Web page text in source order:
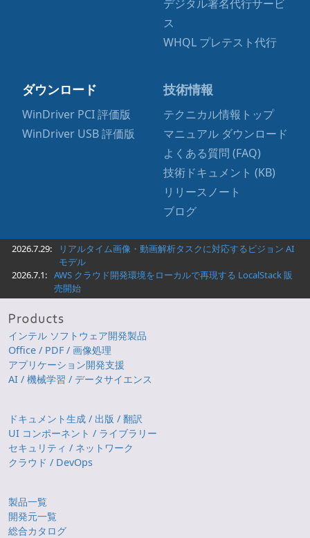
デジタル署名代行サービ
ス
WHQL プレテスト代行
ダウンロード
WinDriver PCI 評価版
WinDriver USB 評価版
技術情報
テクニカル情報トップ
マニュアル ダウンロード
よくある質問 (FAQ)
技術ドキュメント (KB)
リリースノート
ブログ
2026.7.29:
リアルタイム画像・動画解析タスクに対応するビジョン AI
モデル
2026.7.1: AWS クラウド開発環境をローカルで再現する LocalStack 販
売開始
インテル ソフトウェア開発製品
Office / PDF / 画像処理
アプリケーション開発支援
AI / 機械学習 / データサイエンス
ドキュメント生成 / 出版 / 翻訳
UI コンポーネント / ライブラリー
セキュリティ / ネットワーク
クラウド / DevOps
製品一覧
開発元一覧
総合カタログ